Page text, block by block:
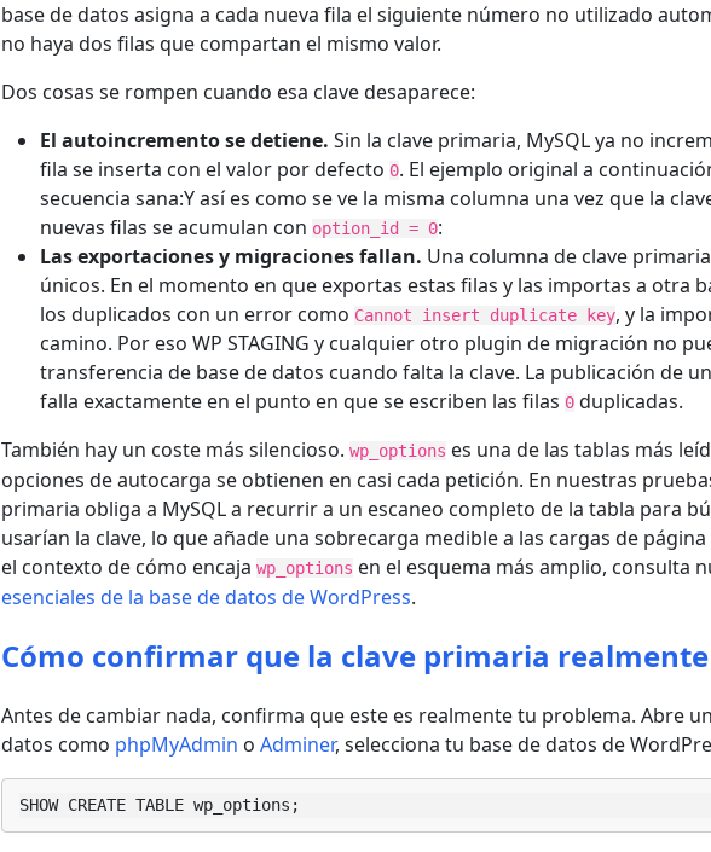
base de datos asigna a cada nueva fila el siguiente número no utilizado
no haya dos filas que compartan el mismo valor.
Dos cosas se rompen cuando esa clave desaparece:
El autoincremento se detiene. Sin la clave primaria, MySQL ya no
fila se inserta con el valor por defecto0. El ejemplo original a
secuencia sana:Y así es como se ve la misma columna una vez que la
nuevas filas se acumulan con option_id = 0:
Las exportaciones y migraciones fallan. Una columna de clave
únicos. En el momento en que exportas estas filas y las importas a otra
los duplicados con un error como Cannot insert duplicate key, y la
camino. Por eso WP STAGING y cualquier otro plugin de migración no
transferencia de base de datos cuando falta la clave. La publicación de
falla exactamente en el punto en que se escriben las filas0 duplicadas.
También hay un coste más silencioso.wp_options es una de las tablas más
opciones de autocarga se obtienen en casi cada petición. En nuestras
primaria obliga a MySQL a recurrir a un escaneo completo de la tabla para
usarían la clave, lo que añade una sobrecarga medible a las cargas de
el contexto de cómo encajawp_options en el esquema más amplio, consulta
esenciales de la base de datos de WordPress.
Cómo confirmar que la clave primaria
Antes de cambiar nada, confirma que este es realmente tu problema. Abre
datos como phpMyAdmin oAdminer, selecciona tu base de datos de
SHOW CREATE TABLE wp_options;